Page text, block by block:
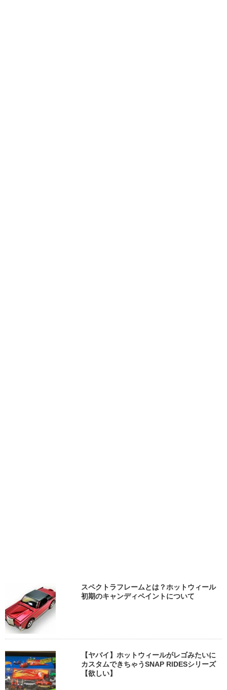
スペクトラフレームとは？ホットウィール
初期のキャンディペイントについて
【ヤバイ】ホットウィールがレゴみたいに
カスタムできちゃうSNAP RIDESシリーズ
【欲しい】